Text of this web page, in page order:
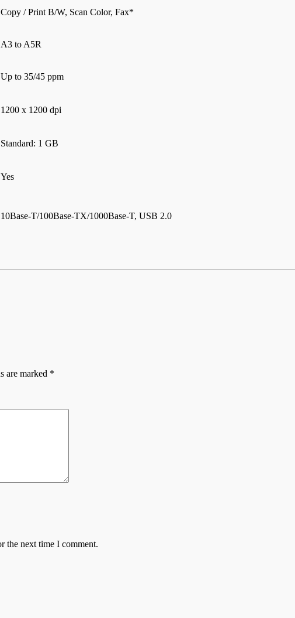
Copy / Print B/W, Scan Color, Fax*
A3 to A5R
Up to 35/45 ppm
1200 x 1200 dpi
Standard: 1 GB
Yes
10Base-T/100Base-TX/1000Base-T, USB 2.0
are marked *
the next time I comment.